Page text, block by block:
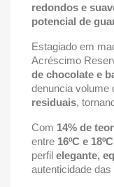
redondos e
potencial de
Estagiado em
Acréscimo
de chocolate e
denuncia volume
residuais,
Com 14% de
entre 16ºC e 18ºC
perfil elegante,
autenticidade